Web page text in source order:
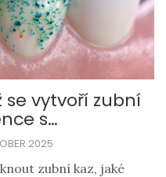
vytvoří zubní
s
2025
zubní kaz, jaké